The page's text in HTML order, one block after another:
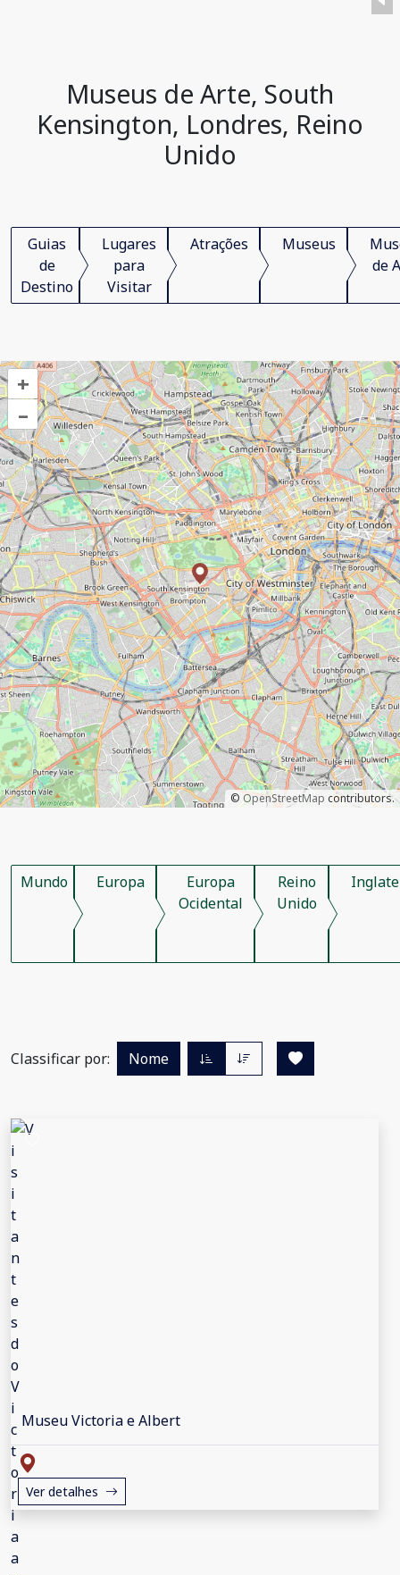
Museus de Arte, South
Kensington, Londres, Reino
Unido
Guias
de
Destino
Lugares
para
Visitar
Atrações Museus
de
+
–
© OpenStreetMap contributors.
Mundo Europa
Europa
Ocidental
Reino
Unido
Classificar por: Nome
Museu Victoria e Albert
Ver detalhes